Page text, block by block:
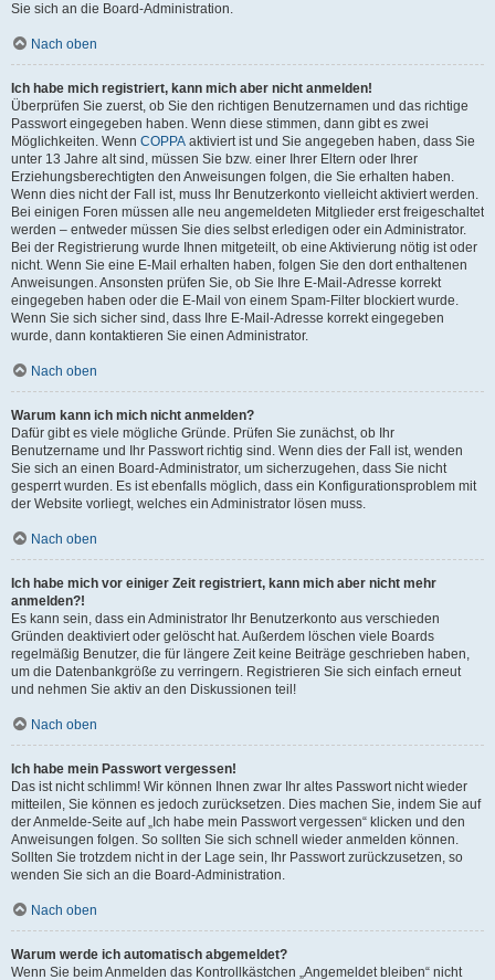
Sie sich an die Board-Administration.
Nach oben
Ich habe mich registriert, kann mich aber nicht anmelden!
Überprüfen Sie zuerst, ob Sie den richtigen Benutzernamen und das richtige
Passwort eingegeben haben. Wenn diese stimmen, dann gibt es zwei
Möglichkeiten. Wenn COPPA aktiviert ist und Sie angegeben haben, dass Sie
unter 13 Jahre alt sind, müssen Sie bzw. einer Ihrer Eltern oder Ihrer
Erziehungsberechtigten den Anweisungen folgen, die Sie erhalten haben.
Wenn dies nicht der Fall ist, muss Ihr Benutzerkonto vielleicht aktiviert werden.
Bei einigen Foren müssen alle neu angemeldeten Mitglieder erst freigeschaltet
werden – entweder müssen Sie dies selbst erledigen oder ein Administrator.
Bei der Registrierung wurde Ihnen mitgeteilt, ob eine Aktivierung nötig ist oder
nicht. Wenn Sie eine E-Mail erhalten haben, folgen Sie den dort enthaltenen
Anweisungen. Ansonsten prüfen Sie, ob Sie Ihre E-Mail-Adresse korrekt
eingegeben haben oder die E-Mail von einem Spam-Filter blockiert wurde.
Wenn Sie sich sicher sind, dass Ihre E-Mail-Adresse korrekt eingegeben
wurde, dann kontaktieren Sie einen Administrator.
Nach oben
Warum kann ich mich nicht anmelden?
Dafür gibt es viele mögliche Gründe. Prüfen Sie zunächst, ob Ihr
Benutzername und Ihr Passwort richtig sind. Wenn dies der Fall ist, wenden
Sie sich an einen Board-Administrator, um sicherzugehen, dass Sie nicht
gesperrt wurden. Es ist ebenfalls möglich, dass ein Konfigurationsproblem mit
der Website vorliegt, welches ein Administrator lösen muss.
Nach oben
Ich habe mich vor einiger Zeit registriert, kann mich aber nicht mehr
anmelden?!
Es kann sein, dass ein Administrator Ihr Benutzerkonto aus verschieden
Gründen deaktiviert oder gelöscht hat. Außerdem löschen viele Boards
regelmäßig Benutzer, die für längere Zeit keine Beiträge geschrieben haben,
um die Datenbankgröße zu verringern. Registrieren Sie sich einfach erneut
und nehmen Sie aktiv an den Diskussionen teil!
Nach oben
Ich habe mein Passwort vergessen!
Das ist nicht schlimm! Wir können Ihnen zwar Ihr altes Passwort nicht wieder
mitteilen, Sie können es jedoch zurücksetzen. Dies machen Sie, indem Sie auf
der Anmelde-Seite auf „Ich habe mein Passwort vergessen“ klicken und den
Anweisungen folgen. So sollten Sie sich schnell wieder anmelden können.
Sollten Sie trotzdem nicht in der Lage sein, Ihr Passwort zurückzusetzen, so
wenden Sie sich an die Board-Administration.
Nach oben
Warum werde ich automatisch abgemeldet?
Wenn Sie beim Anmelden das Kontrollkästchen „Angemeldet bleiben“ nicht